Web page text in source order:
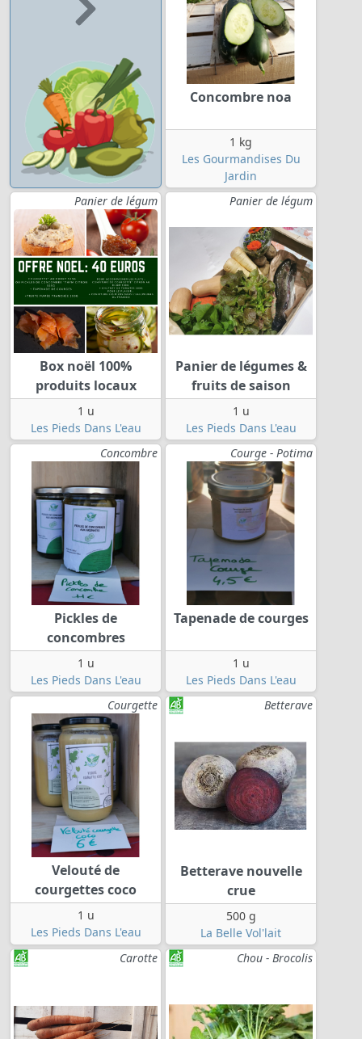
Concombre noa
1 kg
Les Gourmandises Du
Jardin
Panier de légum
Box noël 100%
produits locaux
1 u
Les Pieds Dans L'eau
Panier de légum
Panier de légumes &
fruits de saison
1 u
Les Pieds Dans L'eau
Concombre
Pickles de
concombres
1 u
Les Pieds Dans L'eau
Courge - Potima
Tapenade de courges
1 u
Les Pieds Dans L'eau
Courgette
Velouté de
courgettes coco
1 u
Les Pieds Dans L'eau
Betterave
Betterave nouvelle
crue
500 g
La Belle Vol'lait
Carotte
Chou - Brocolis